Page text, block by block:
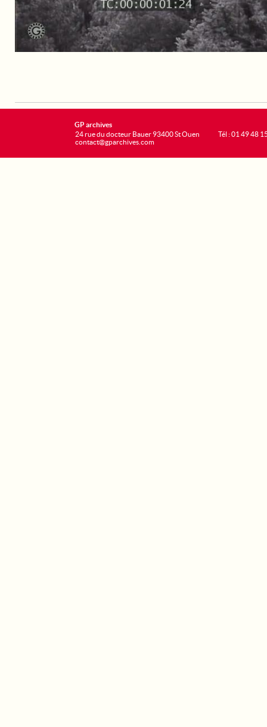
GP archives
24 rue du docteur Bauer 93400 St Ouen
contact@gparchives.com
Tél : 01 49 48